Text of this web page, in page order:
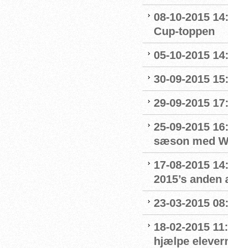
08-10-2015
Cup-toppen
05-10-2015
30-09-2015
29-09-2015
25-09-2015
sæson med
17-08-2015
2015’s
23-03-2015
18-02-2015
hjælpe